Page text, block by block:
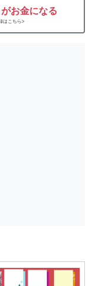
お金になる
はこちら>